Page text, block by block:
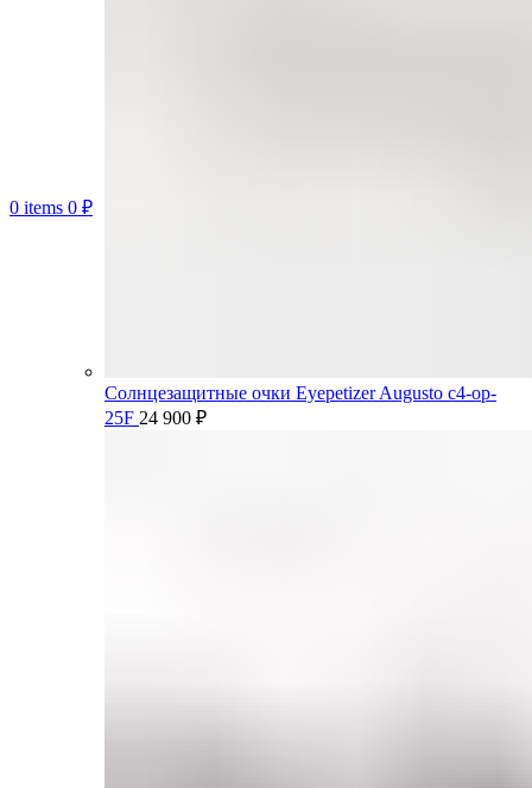
0 items 0 ₽
Солнцезащитные очки Eyepetizer Augusto c4-op-
25F 24 900 ₽